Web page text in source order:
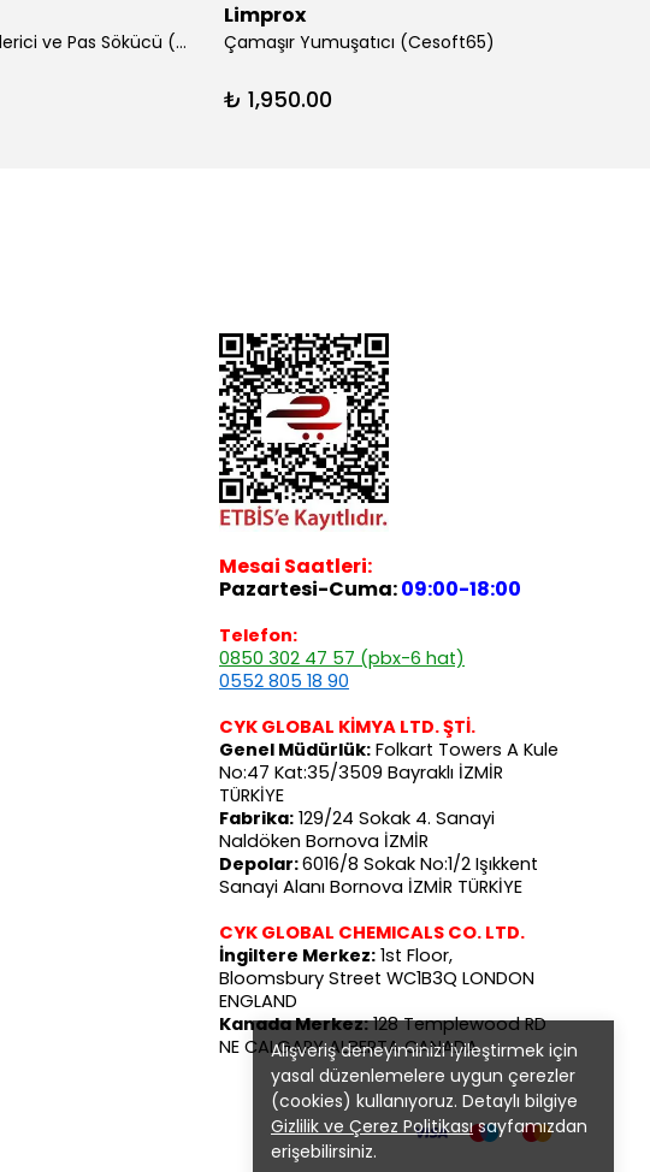
Alışveriş deneyiminizi iyileştirmek için
yasal düzenlemelere uygun çerezler
(cookies) kullanıyoruz. Detaylı bilgiye
Gizlilik ve Çerez Politikasısayfamızdan
erişebilirsiniz.
Çamaşır Grilik Giderici ve Pas Sökücü (G57)
Limprox
Çamaşır Yumuşatıcı (Cesoft65)
₺ 1,950.00
Mesai Saatleri:
Pazartesi-Cuma:09:00-18:00
Telefon:
0850 302 47 57 (pbx-6 hat)
0552 805 18 90
CYK GLOBAL KİMYA LTD. ŞTİ.
Genel Müdürlük: Folkart Towers A Kule
No:47 Kat:35/3509 Bayraklı İZMİR
TÜRKİYE
Fabrika: 129/24 Sokak 4. Sanayi
Naldöken Bornova İZMİR
Depolar:6016/8 Sokak No:1/2 Işıkkent
Sanayi Alanı Bornova İZMİR TÜRKİYE
CYK GLOBAL CHEMICALS CO. LTD.
İngiltere Merkez: 1st Floor,
Bloomsbury Street WC1B3Q LONDON
ENGLAND
Kanada Merkez:128 Templewood RD
NE CALGARY ALBERTA CANADA